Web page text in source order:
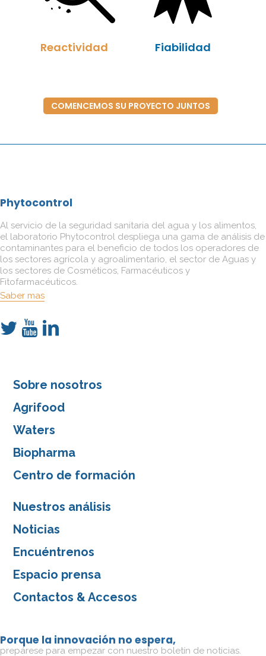
Reactividad Fiabilidad
COMENCEMOS SU PROYECTO JUNTOS
Phytocontrol
Al servicio de la seguridad sanitaria del agua y los alimentos,
el laboratorio Phytocontrol despliega una gama de análisis de
contaminantes para el beneficio de todos los operadores de
los sectores agrícola y agroalimentario, el sector de Aguas y
los sectores de Cosméticos, Farmacéuticos y
Fitofarmacéuticos.
Saber mas
Sobre nosotros
Agrifood
Waters
Biopharma
Centro de formación
Nuestros análisis
Noticias
Encuéntrenos
Espacio prensa
Contactos & Accesos
Porque la innovación no espera,
prepárese para empezar con nuestro boletín de noticias.